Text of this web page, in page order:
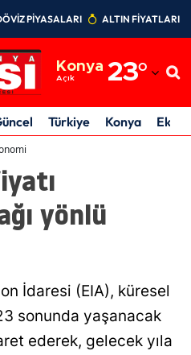
PİYASALARI ALTIN FİYATLARI
Konya
Açık 23°
Adıyaman
Afyonkarahisar
Ankara
Aydın
Balıkesir
Türkiye Konya
yönlü
İdaresi (EIA), küresel
sonunda yaşanacak
ederek, gelecek yıla